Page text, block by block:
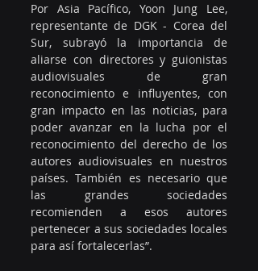
Por Asia Pacífico, Yoon Jung Lee,
representante de DGK - Corea del
Sur, subrayó la importancia de
aliarse con directores y guionistas
audiovisuales de gran
reconocimiento e influyentes, con
gran impacto en las noticias, para
poder avanzar en la lucha por el
reconocimiento del derecho de los
autores audiovisuales en nuestros
países. También es necesario que
las grandes sociedades
recomienden a esos autores
pertenecer a sus sociedades locales
para así fortalecerlas”.